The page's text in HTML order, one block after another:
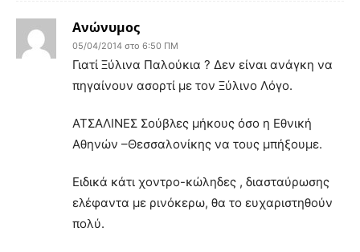
Ανώνυμος
05/04/2014 στο 6:50 ΠΜ
Γιατί Ξύλινα Παλούκια ? Δεν είναι ανάγκη να
πηγαίνουν ασορτί με τον Ξύλινο Λόγο.
ΑΤΣΑΛΙΝΕΣ Σούβλες μήκους όσο η Εθνική
Αθηνών –Θεσσαλονίκης να τους μπήξουμε.
Ειδικά κάτι χοντρο-κώληδες , διασταύρωσης
ελέφαντα με ρινόκερω, θα το ευχαριστηθούν
πολύ.